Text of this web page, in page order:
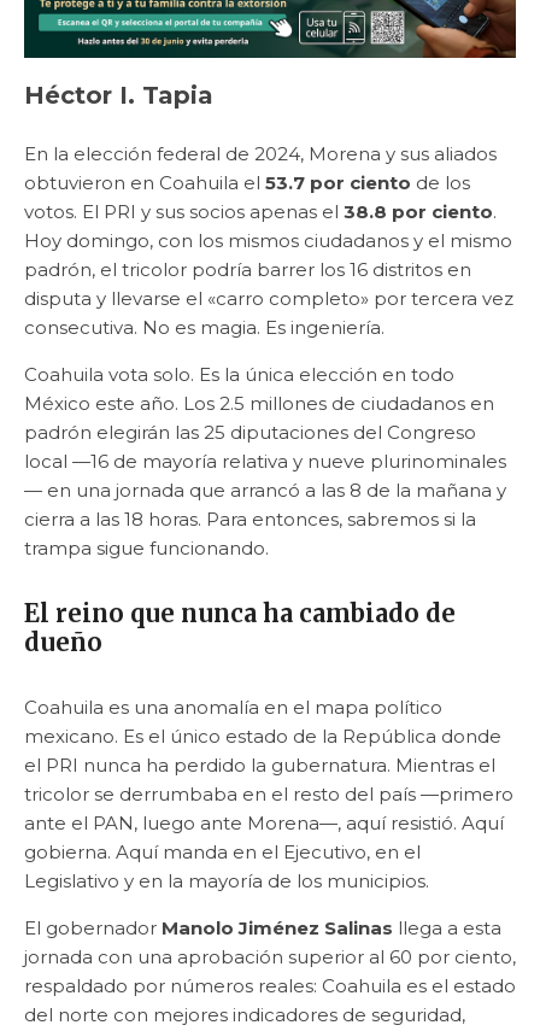
Héctor I. Tapia
En la elección federal de 2024, Morena y sus aliados
obtuvieron en Coahuila el 53.7 por ciento de los
votos. El PRI y sus socios apenas el 38.8 por ciento.
Hoy domingo, con los mismos ciudadanos y el mismo
padrón, el tricolor podría barrer los 16 distritos en
disputa y llevarse el «carro completo» por tercera vez
consecutiva. No es magia. Es ingeniería.
Coahuila vota solo. Es la única elección en todo
México este año. Los 2.5 millones de ciudadanos en
padrón elegirán las 25 diputaciones del Congreso
local —16 de mayoría relativa y nueve plurinominales
— en una jornada que arrancó a las 8 de la mañana y
cierra a las 18 horas. Para entonces, sabremos si la
trampa sigue funcionando.
El reino que nunca ha cambiado de
dueño
Coahuila es una anomalía en el mapa político
mexicano. Es el único estado de la República donde
el PRI nunca ha perdido la gubernatura. Mientras el
tricolor se derrumbaba en el resto del país —primero
ante el PAN, luego ante Morena—, aquí resistió. Aquí
gobierna. Aquí manda en el Ejecutivo, en el
Legislativo y en la mayoría de los municipios.
El gobernador Manolo Jiménez Salinas llega a esta
jornada con una aprobación superior al 60 por ciento,
respaldado por números reales: Coahuila es el estado
del norte con mejores indicadores de seguridad,